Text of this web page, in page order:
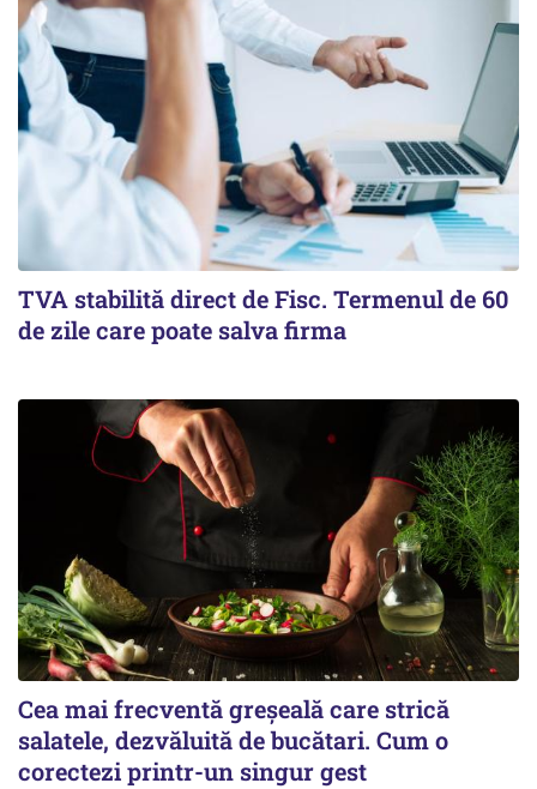
TVA stabilită direct de Fisc. Termenul de 60
de zile care poate salva firma
Cea mai frecventă greșeală care strică
salatele, dezvăluită de bucătari. Cum o
corectezi printr-un singur gest